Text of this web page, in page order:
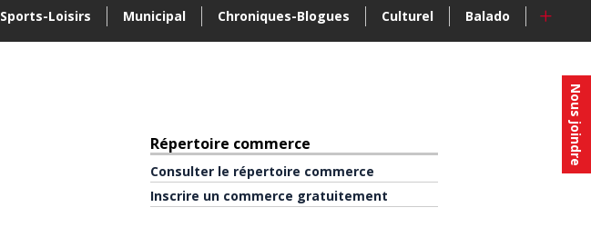
Nous joindre
Sports-Loisirs Municipal Chroniques-Blogues Culturel Balado +
Répertoire commerce
Consulter le répertoire commerce
Inscrire un commerce gratuitement